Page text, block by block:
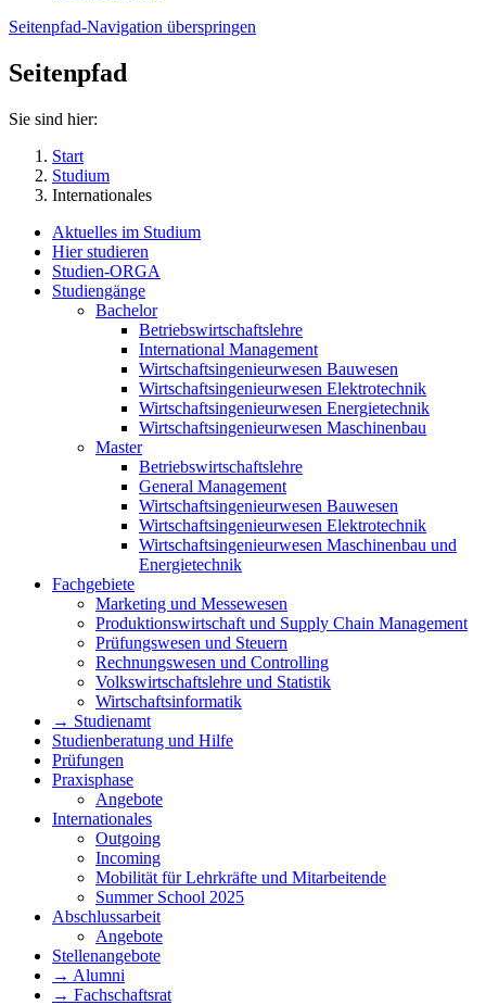
Seitenpfad-Navigation überspringen
Seitenpfad
Sie sind hier:
Start
Studium
Internationales
Aktuelles im Studium
Hier studieren
Studien-ORGA
Studiengänge
Bachelor
Betriebswirtschaftslehre
International Management
Wirtschaftsingenieurwesen Bauwesen
Wirtschaftsingenieurwesen Elektrotechnik
Wirtschaftsingenieurwesen Energietechnik
Wirtschaftsingenieurwesen Maschinenbau
Master
Betriebswirtschaftslehre
General Management
Wirtschaftsingenieurwesen Bauwesen
Wirtschaftsingenieurwesen Elektrotechnik
Wirtschaftsingenieurwesen Maschinenbau und
Energietechnik
Fachgebiete
Marketing und Messewesen
Produktionswirtschaft und Supply Chain Management
Prüfungswesen und Steuern
Rechnungswesen und Controlling
Volkswirtschaftslehre und Statistik
Wirtschaftsinformatik
→ Studienamt
Studienberatung und Hilfe
Prüfungen
Praxisphase
Angebote
Internationales
Outgoing
Incoming
Mobilität für Lehrkräfte und Mitarbeitende
Summer School 2025
Abschlussarbeit
Angebote
Stellenangebote
→ Alumni
→ Fachschaftsrat